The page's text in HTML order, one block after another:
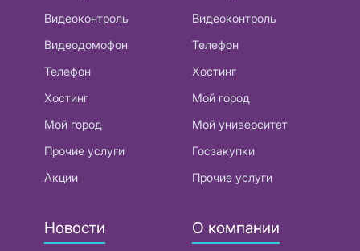
Видеоконтроль
Видеодомофон
Телефон
Хостинг
Мой город
Прочие услуги
Акции
Видеоконтроль
Телефон
Хостинг
Мой город
Мой университет
Госзакупки
Прочие услуги
Новости О компании